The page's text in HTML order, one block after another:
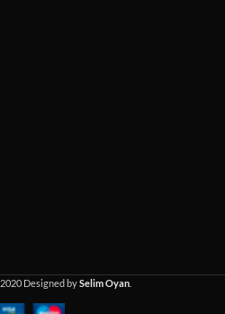
2020 Designed bySelim Oyan